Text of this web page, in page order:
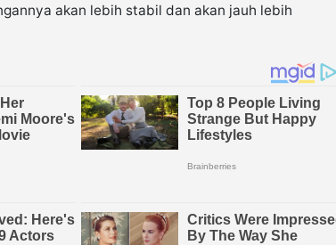
akan lebih stabil dan akan jauh lebih